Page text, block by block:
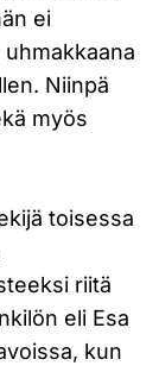
ei
Niinpä
myös
toisessa
riitä
eli Esa
kun